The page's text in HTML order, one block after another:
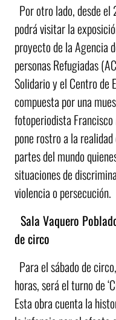
Por otro lado, desde
podrá visitar la
proyecto de la Agencia
personas Refugiadas
Solidario y el Centro de
compuesta por una
fotoperiodista
pone rostro a la
partes del mundo
situaciones de
violencia o persecución.
Sala Vaquero
de circo
Para el sábado de
horas, será el turno de
Esta obra cuenta la